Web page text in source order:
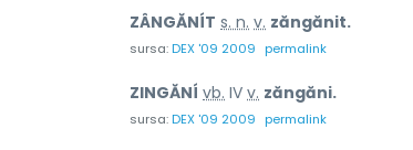
ZÂNGĂNÍT s. n. v. zăngănit.
sursa:DEX '09 2009 permalink
ZINGĂNÍ vb. IV v. zăngăni.
sursa:DEX '09 2009 permalink